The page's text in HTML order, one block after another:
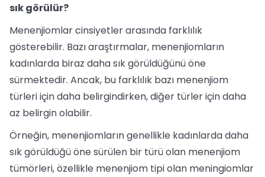
sık görülür?
Menenjiomlar cinsiyetler arasında farklılık
gösterebilir. Bazı araştırmalar, menenjiomların
kadınlarda biraz daha sık görüldüğünü öne
sürmektedir. Ancak, bu farklılık bazı menenjiom
türleri için daha belirgindirken, diğer türler için daha
az belirgin olabilir.
Örneğin, menenjiomların genellikle kadınlarda daha
sık görüldüğü öne sürülen bir türü olan menenjiom
tümörleri, özellikle menenjiom tipi olan meningiomlar